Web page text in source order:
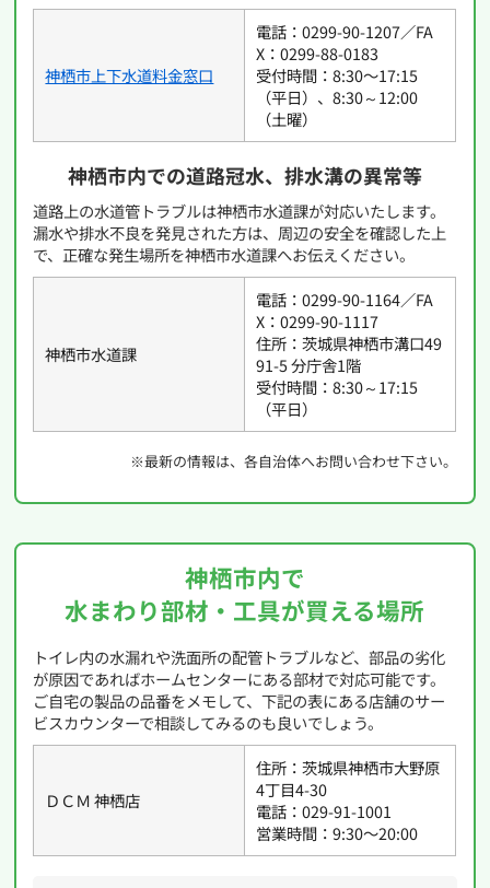
神栖市上下水道料金窓口
電話：0299-90-1207／FA
X：0299-88-0183
受付時間：8:30〜17:15
（平日）、8:30～12:00
（土曜）
神栖市内での道路冠水、排水溝の異常等
道路上の水道管トラブルは神栖市水道課が対応いたします。
漏水や排水不良を発見された方は、周辺の安全を確認した上
で、正確な発生場所を神栖市水道課へお伝えください。
神栖市水道課
電話：0299-90-1164／FA
X：0299-90-1117
住所：茨城県神栖市溝口49
91-5 分庁舎1階
受付時間：8:30～17:15
（平日）
※最新の情報は、各自治体へお問い合わせ下さい。
神栖市内で
水まわり部材・工具が買える場所
トイレ内の水漏れや洗面所の配管トラブルなど、部品の劣化
が原因であればホームセンターにある部材で対応可能です。
ご自宅の製品の品番をメモして、下記の表にある店舗のサー
ビスカウンターで相談してみるのも良いでしょう。
ＤＣＭ 神栖店
住所：茨城県神栖市大野原
4丁目4-30
電話：029-91-1001
営業時間：9:30〜20:00